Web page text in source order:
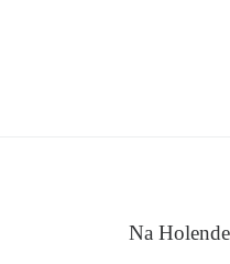
Na